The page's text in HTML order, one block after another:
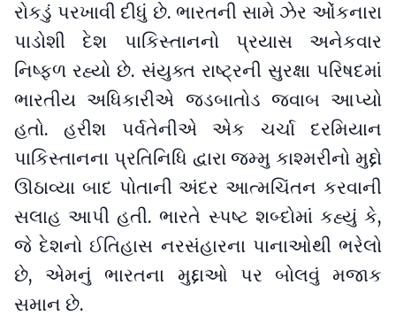
રોકડું પરખાવી દીધું છે. ભારતની સામે ઝેર ઓંકનારા
પાડોશી દેશ પાકિસ્તાનનો પ્રયાસ અનેકવાર
નિષ્ફળ રહ્યો છે. સંયુક્ત રાષ્ટ્રની સુરક્ષા પરિષદમાં
ભારતીય અધિકારીએ જડબાતોડ જવાબ આપ્યો
હતો. હરીશ પર્વતેનીએ એક ચર્ચા દરમિયાન
પાકિસ્તાનના પ્રતિનિધિ દ્વારા જમ્મુ કાશ્મરીનો મુદ્દો
ઊઠાવ્યા બાદ પોતાની અંદર આત્મચિંતન કરવાની
સલાહ આપી હતી. ભારતે સ્પષ્ટ શબ્દોમાં કહ્યું કે,
જે દેશનો ઈતિહાસ નરસંહારના પાનાઓથી ભરેલો
છે, એમનું ભારતના મુદ્દાઓ પર બોલવું મજાક
સમાન છે.